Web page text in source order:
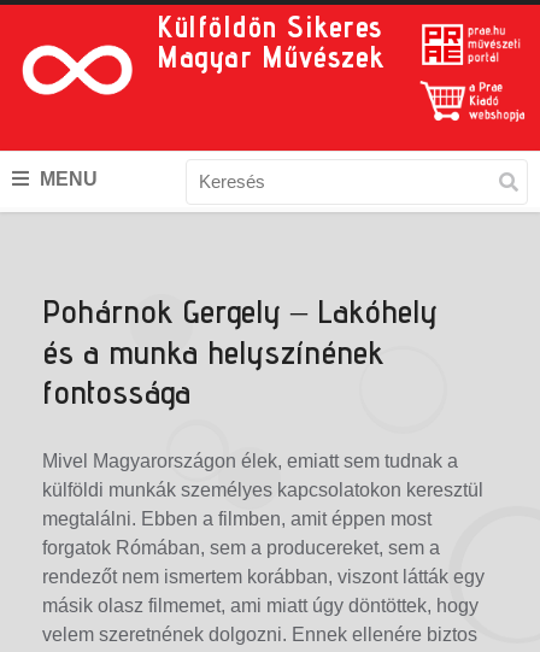
Külföldön Sikeres
Magyar Művészek
MENU
Pohárnok Gergely – Lakóhely
és a munka helyszínének
fontossága
Mivel Magyarországon élek, emiatt sem tudnak a
külföldi munkák személyes kapcsolatokon keresztül
megtalálni. Ebben a filmben, amit éppen most
forgatok Rómában, sem a producereket, sem a
rendezőt nem ismertem korábban, viszont látták egy
másik olasz filmemet, ami miatt úgy döntöttek, hogy
velem szeretnének dolgozni. Ennek ellenére biztos